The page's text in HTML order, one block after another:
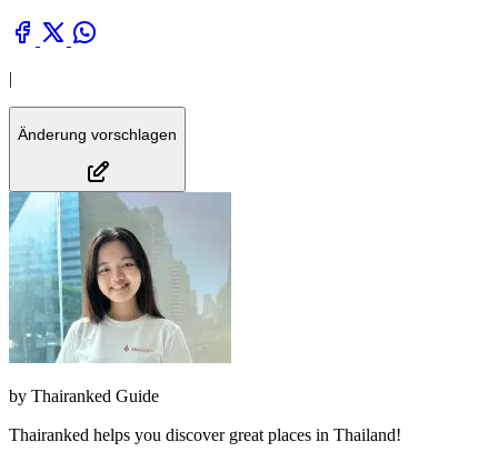
|
Änderung vorschlagen
by Thairanked Guide
Thairanked helps you discover great places in Thailand!